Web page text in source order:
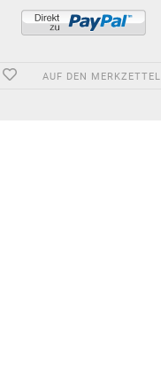
AUF DEN MERKZETTEL